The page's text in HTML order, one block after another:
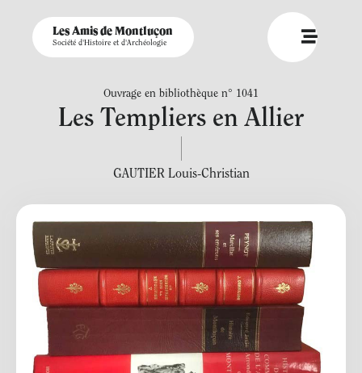
Les Amis de Montluçon
Société d'Histoire et d'Archéologie
Ouvrage en bibliothèque n° 1041
Les Templiers en Allier
GAUTIER Louis-Christian